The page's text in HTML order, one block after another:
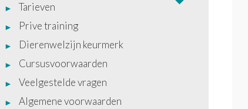
Tarieven
Prive training
Dierenwelzijn keurmerk
Cursusvoorwaarden
Veelgestelde vragen
Algemene voorwaarden